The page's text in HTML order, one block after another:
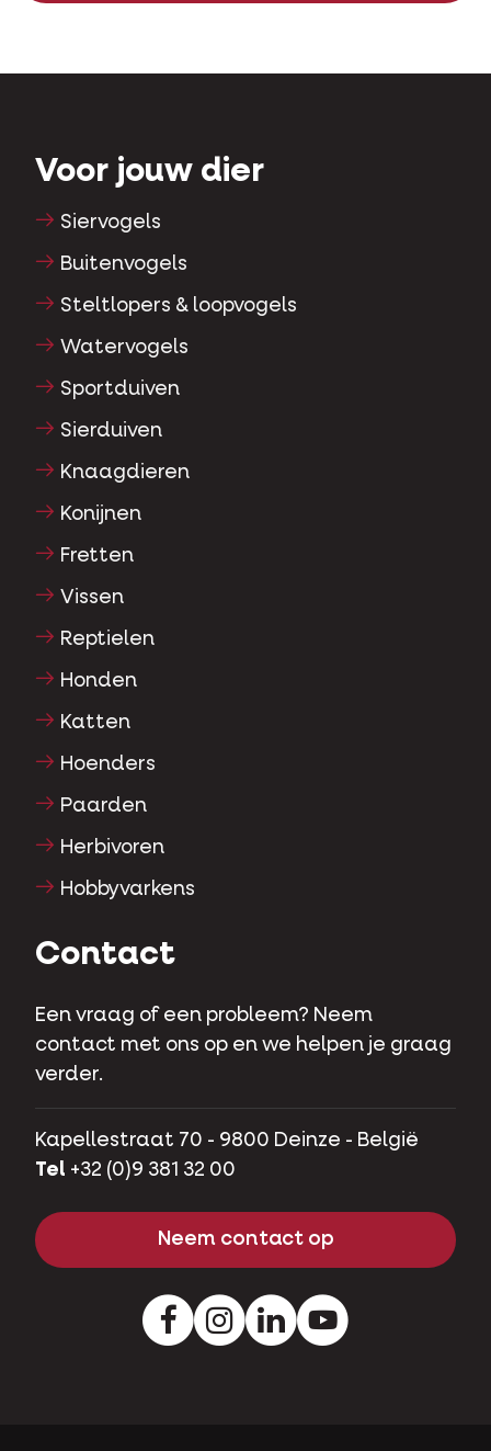
Voor jouw dier
Siervogels
Buitenvogels
Steltlopers & loopvogels
Watervogels
Sportduiven
Sierduiven
Knaagdieren
Konijnen
Fretten
Vissen
Reptielen
Honden
Katten
Hoenders
Paarden
Herbivoren
Hobbyvarkens
Contact
Een vraag of een probleem? Neem
contact met ons op en we helpen je graag
verder.
Kapellestraat 70 - 9800 Deinze - België
Tel +32 (0)9 381 32 00
Neem contact op
FacebookInstagramLinkedInYoutube